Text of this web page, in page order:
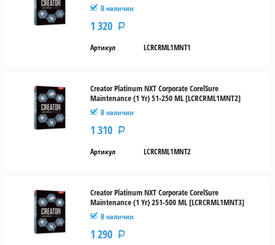
В наличии
1 320 Р
Артикул LCRCRML1MNT1
Creator Platinum NXT Corporate CorelSure
Maintenance (1 Yr) 51-250 ML [LCRCRML1MNT2]
В наличии
1 310 Р
Артикул LCRCRML1MNT2
Creator Platinum NXT Corporate CorelSure
Maintenance (1 Yr) 251-500 ML [LCRCRML1MNT3]
В наличии
1 290 Р